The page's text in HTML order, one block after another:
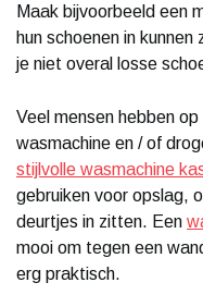
Maak bijvoorbeeld een
hun schoenen in
je niet overal losse
Veel mensen hebben
wasmachine en / of
stijlvolle wasmachine
gebruiken voor opslag,
deurtjes in zitten. Een
mooi om tegen een
erg praktisch.